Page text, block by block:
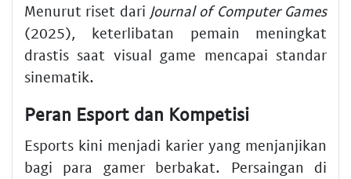
Menurut riset dari Journal of Computer Games
(2025), keterlibatan pemain meningkat
drastis saat visual game mencapai standar
sinematik.
Peran Esport dan Kompetisi
Esports kini menjadi karier yang menjanjikan
bagi para gamer berbakat. Persaingan di